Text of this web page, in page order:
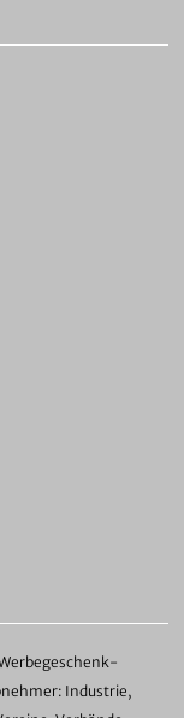
Industrie,